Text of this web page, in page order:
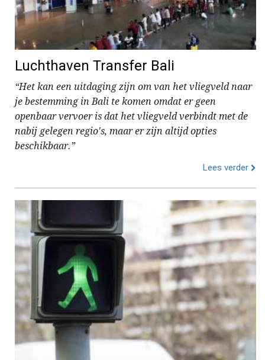
Luchthaven Transfer Bali
“Het kan een uitdaging zijn om van het vliegveld naar
je bestemming in Bali te komen omdat er geen
openbaar vervoer is dat het vliegveld verbindt met de
nabij gelegen regio's, maar er zijn altijd opties
beschikbaar.”
Lees verder